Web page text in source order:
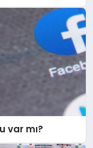
var mı?